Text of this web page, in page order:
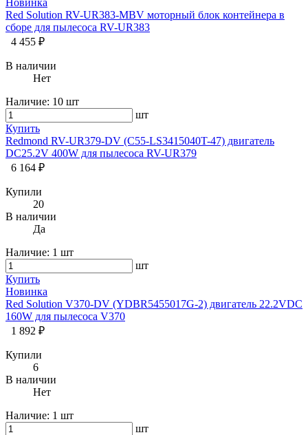
Red Solution RV-UR383-MBV моторный блок контейнера в
сборе для пылесоса RV-UR383
4 455 ₽
В наличии
Нет
Наличие: 10 шт
шт
Купить
Redmond RV-UR379-DV (C55-LS3415040T-47) двигатель
DC25.2V 400W для пылесоса RV-UR379
6 164 ₽
Купили
20
В наличии
Да
Наличие: 1 шт
шт
Купить
Новинка
Red Solution V370-DV (YDBR5455017G-2) двигатель 22.2VDC
160W для пылесоса V370
1 892 ₽
Купили
6
В наличии
Нет
Наличие: 1 шт
шт